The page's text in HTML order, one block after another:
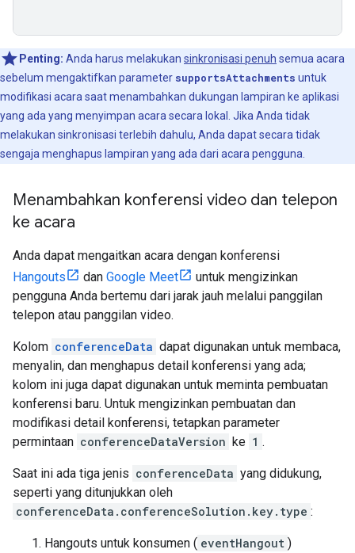
Penting: Anda harus melakukan sinkronisasi penuh semua acara
sebelum mengaktifkan parameter supportsAttachments untuk
modifikasi acara saat menambahkan dukungan lampiran ke aplikasi
yang ada yang menyimpan acara secara lokal. Jika Anda tidak
melakukan sinkronisasi terlebih dahulu, Anda dapat secara tidak
sengaja menghapus lampiran yang ada dari acara pengguna.
Menambahkan konferensi video dan telepon
ke acara
Anda dapat mengaitkan acara dengan konferensi
Hangouts
dan Google Meet
untuk mengizinkan
pengguna Anda bertemu dari jarak jauh melalui panggilan
telepon atau panggilan video.
Kolom conferenceData dapat digunakan untuk membaca,
menyalin, dan menghapus detail konferensi yang ada;
kolom ini juga dapat digunakan untuk meminta pembuatan
konferensi baru. Untuk mengizinkan pembuatan dan
modifikasi detail konferensi, tetapkan parameter
permintaan conferenceDataVersion ke 1 .
Saat ini ada tiga jenis conferenceData yang didukung,
seperti yang ditunjukkan oleh
conferenceData.conferenceSolution.key.type :
Hangouts untuk konsumen ( eventHangout )